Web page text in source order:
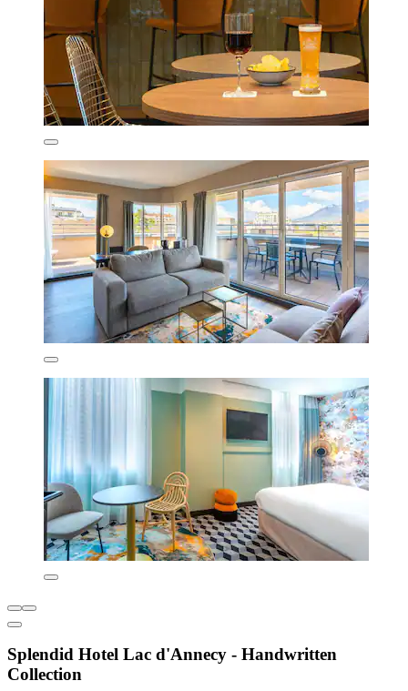
Splendid Hotel Lac d'Annecy - Handwritten
Collection